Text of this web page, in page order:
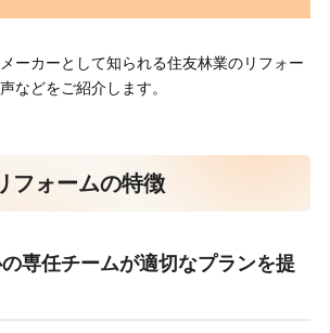
ーカーとして知られる住友林業のリフォー
などをご紹介します。
フォームの特徴
専任チームが適切なプランを提